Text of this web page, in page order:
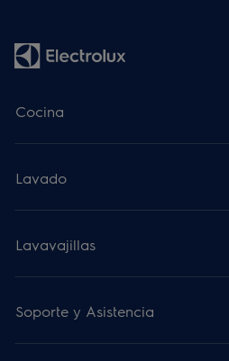
Cocina
Lavado
Lavavajillas
Soporte y Asistencia